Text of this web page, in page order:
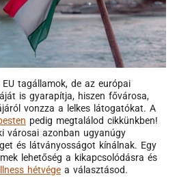
tagállamok, de az európai
is gyarapítja, hiszen fővárosa,
vonzza a lelkes látogatókat. A
pedig megtalálod cikkünkben!
városai azonban ugyanúgy
és látványosságot kínálnak. Egy
lehetőség a kikapcsolódásra és
hétvége a választásod.